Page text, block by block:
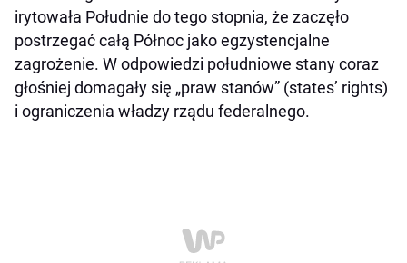
irytowała Południe do tego stopnia, że zaczęło
postrzegać całą Północ jako egzystencjalne
zagrożenie. W odpowiedzi południowe stany coraz
głośniej domagały się „praw stanów” (states’ rights)
i ograniczenia władzy rządu federalnego.